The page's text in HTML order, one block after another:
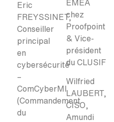
Eric
FREYSSINET,
Conseiller
principal
en
cybersécurité
–
ComCyberMI
(Commandement
du
EMEA
chez
Proofpoint
& Vice-
président
du CLUSIF
Wilfried
LAUBERT,
CISO,
Amundi